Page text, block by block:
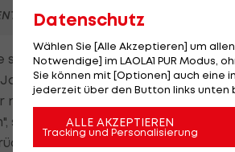
stehen ganz im Zeichen von 9/11.
erinnern. Seitdem hat sich
versucht im Leben so sicher
so Roger Federer. Serena
"Das hat mir wirklich Angst
Datenschutz
Wählen Sie [Alle Akzeptieren] um
Notwendige] im LAOLA1 PUR Modus,
Sie können mit [Optionen] auch eine
jederzeit über den Button links unten
ALLE AKZEPTIEREN
Tracking und Personalisierung